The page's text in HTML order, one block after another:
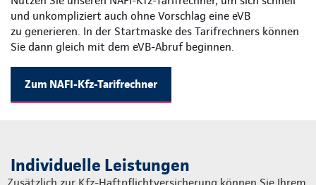
und unkompliziert auch ohne Vorschlag eine eVB
zu generieren. In der Startmaske des Tarifrechners können
Sie dann gleich mit dem eVB-Abruf beginnen.
Zum NAFI-Kfz-Tarifrechner
Individuelle Leistungen